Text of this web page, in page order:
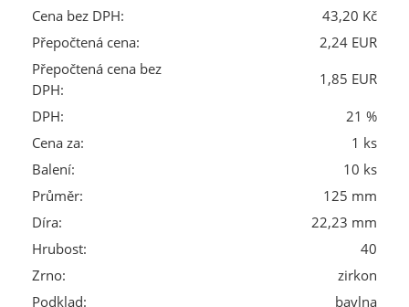
Cena bez DPH:
43,20 Kč
Přepočtená cena:
2,24 EUR
Přepočtená cena bez
DPH:
1,85 EUR
DPH:
21 %
Cena za:
1 ks
Balení:
10 ks
Průměr:
125 mm
Díra:
22,23 mm
Hrubost:
40
Zrno:
zirkon
Podklad:
bavlna